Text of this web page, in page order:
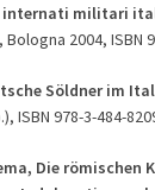
internati militari
2004, ISBN
Söldner im
ISBN 978-3-484-
Die römischen